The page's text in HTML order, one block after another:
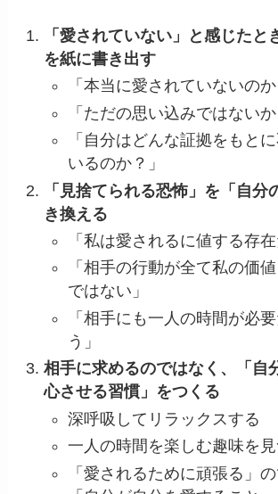
「愛されていない」と感じたと
を紙に書き出す
「本当に愛されていないのか
「ただの思い込みではないか
「自分はどんな証拠をもと
いるのか？」
「見捨てられる恐怖」を「自分
き換える
「私は愛されるに値する存在
「相手の行動が全て私の価
ではない」
「相手にも一人の時間が必
う」
相手に求めるのではなく、「自
心させる習慣」をつくる
深呼吸してリラックスする
一人の時間を楽しむ趣味を
「愛されるために頑張る」の